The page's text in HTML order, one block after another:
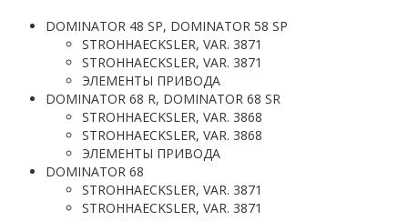
DOMINATOR 48 SP, DOMINATOR 58 SP
STROHHAECKSLER, VAR. 3871
STROHHAECKSLER, VAR. 3871
ЭЛЕМЕНТЫ ПРИВОДА
DOMINATOR 68 R, DOMINATOR 68 SR
STROHHAECKSLER, VAR. 3868
STROHHAECKSLER, VAR. 3868
ЭЛЕМЕНТЫ ПРИВОДА
DOMINATOR 68
STROHHAECKSLER, VAR. 3871
STROHHAECKSLER, VAR. 3871